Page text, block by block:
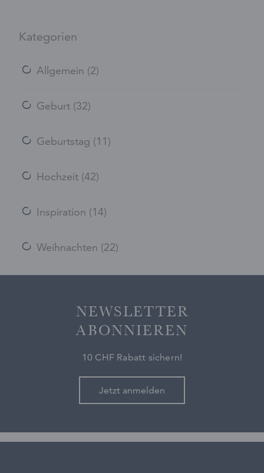
Kategorien
Allgemein (2)
Geburt (32)
Geburtstag (11)
Hochzeit (42)
Inspiration (14)
Weihnachten (22)
NEWSLETTER
ABONNIEREN
10 CHF Rabatt sichern!
Jetzt anmelden